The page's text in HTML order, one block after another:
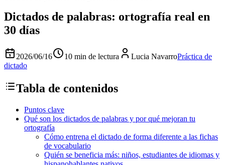
Dictados de palabras: ortografía real en
30 días
2026/06/16 10 min de lectura Lucia NavarroPráctica de
dictado
Tabla de contenidos
Puntos clave
Qué son los dictados de palabras y por qué mejoran tu
ortografía
Cómo entrena el dictado de forma diferente a las fichas
de vocabulario
Quién se beneficia más: niños, estudiantes de idiomas y